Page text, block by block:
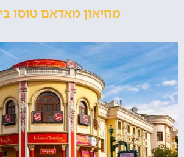
מוזיאון מאדאם טוסו